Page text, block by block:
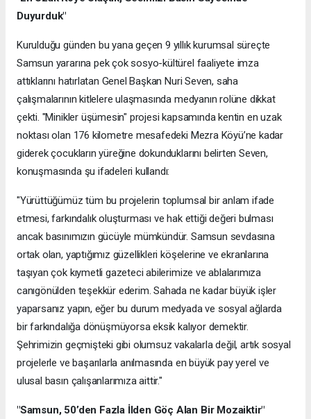
Duyurduk"
Kurulduğu günden bu yana geçen 9 yıllık kurumsal süreçte
Samsun yararına pek çok sosyo-kültürel faaliyete imza
attıklarını hatırlatan Genel Başkan Nuri Seven, saha
çalışmalarının kitlelere ulaşmasında medyanın rolüne dikkat
çekti. "Minikler üşümesin" projesi kapsamında kentin en uzak
noktası olan 176 kilometre mesafedeki Mezra Köyü’ne kadar
giderek çocukların yüreğine dokunduklarını belirten Seven,
konuşmasında şu ifadeleri kullandı:
"Yürüttüğümüz tüm bu projelerin toplumsal bir anlam ifade
etmesi, farkındalık oluşturması ve hak ettiği değeri bulması
ancak basınımızın gücüyle mümkündür. Samsun sevdasına
ortak olan, yaptığımız güzellikleri köşelerine ve ekranlarına
taşıyan çok kıymetli gazeteci abilerimize ve ablalarımıza
canıgönülden teşekkür ederim. Sahada ne kadar büyük işler
yaparsanız yapın, eğer bu durum medyada ve sosyal ağlarda
bir farkındalığa dönüşmüyorsa eksik kalıyor demektir.
Şehrimizin geçmişteki gibi olumsuz vakalarla değil, artık sosyal
projelerle ve başarılarla anılmasında en büyük pay yerel ve
ulusal basın çalışanlarımıza aittir."
"Samsun, 50’den Fazla İlden Göç Alan Bir Mozaiktir"